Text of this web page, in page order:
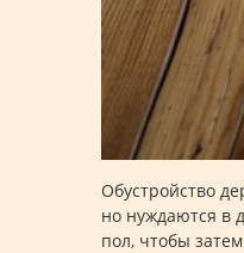
Обустройство
но нуждаются в
пол, чтобы